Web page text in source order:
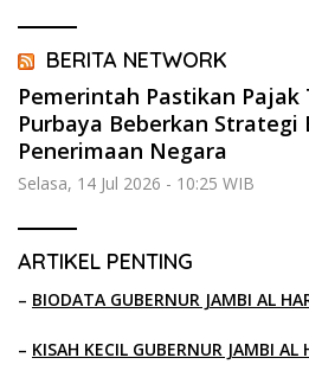
BERITA NETWORK
Pemerintah Pastikan Pajak
Purbaya Beberkan Strategi
Penerimaan Negara
Selasa, 14 Jul 2026 - 10:25 WIB
ARTIKEL PENTING
– BIODATA GUBERNUR JAMBI AL
– KISAH KECIL GUBERNUR JAMBI AL